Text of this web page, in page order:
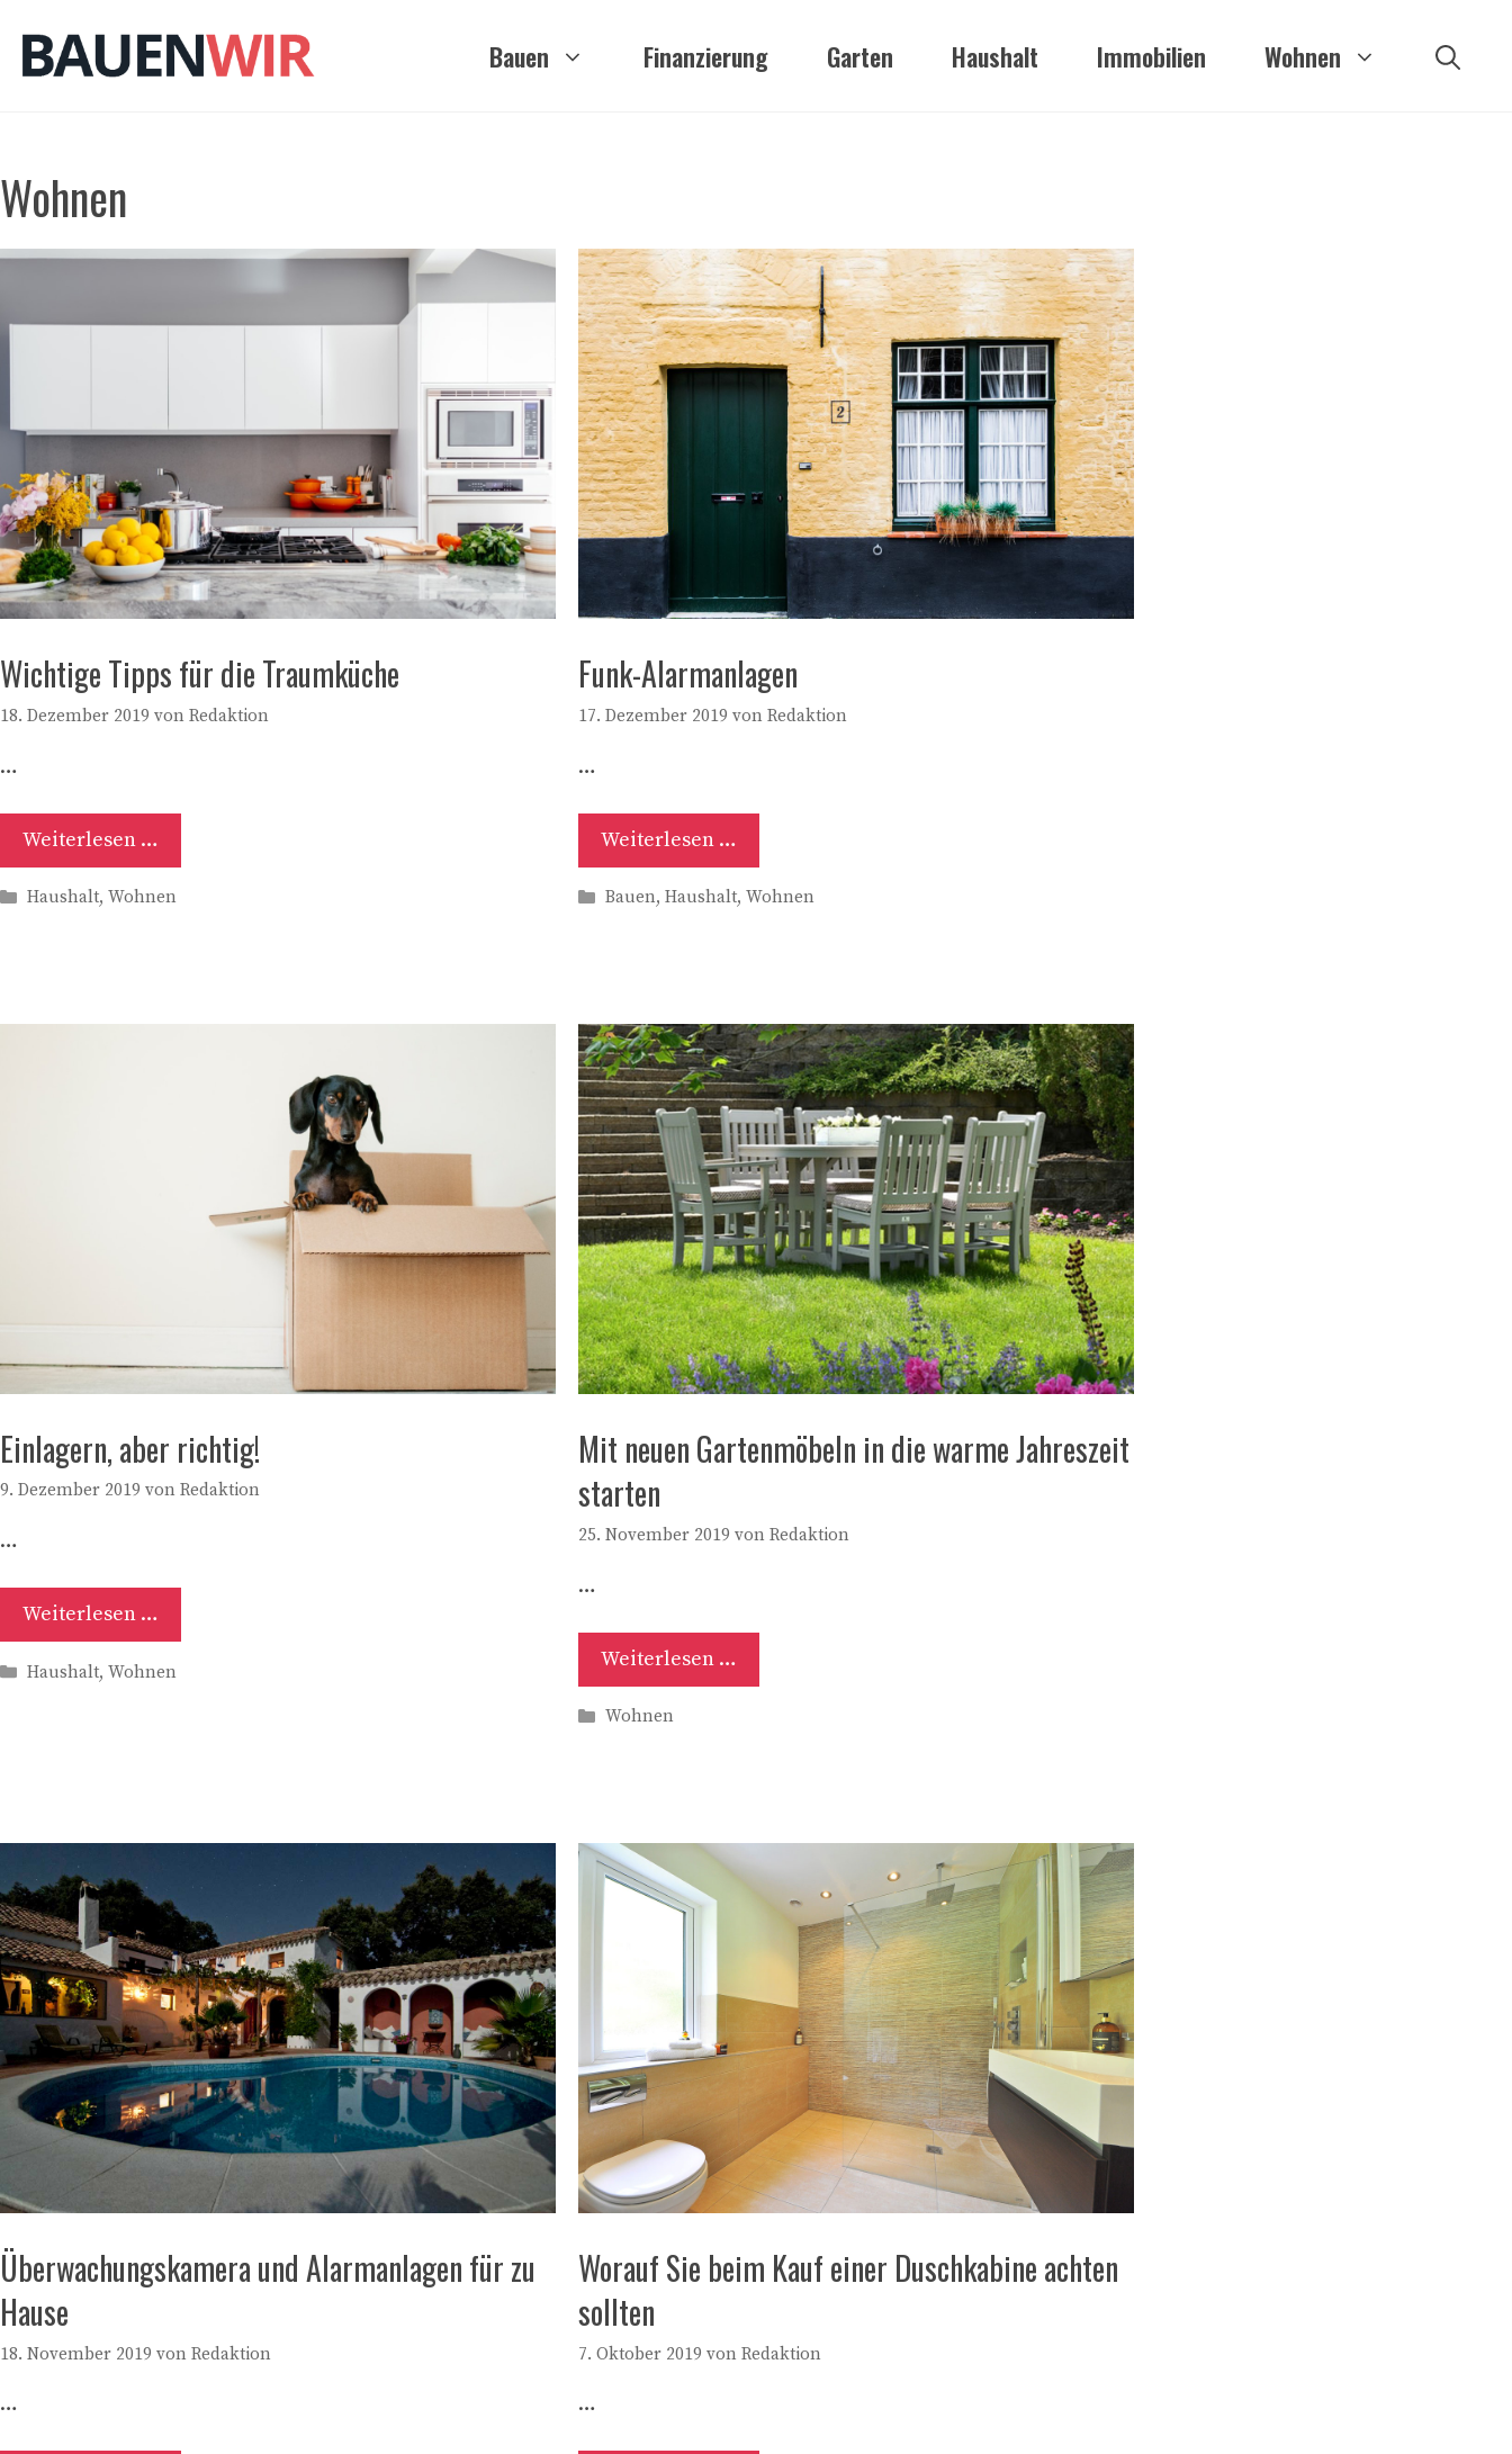
Inhalt
springen
Bauen Finanzierung Garten Haushalt Immobilien Wohnen
Wohnen
Wichtige Tipps für die Traumküche
18. Dezember 2019 von Redaktion
…
Weiterlesen …
Kategorien
Haushalt,Wohnen
Funk-Alarmanlagen
17. Dezember 2019 von Redaktion
…
Weiterlesen …
Kategorien
Bauen,Haushalt,Wohnen
Einlagern, aber richtig!
9. Dezember 2019 von Redaktion
…
Weiterlesen …
Kategorien
Haushalt,Wohnen
Mit neuen Gartenmöbeln in die warme Jahreszeit
starten
25. November 2019 von Redaktion
…
Weiterlesen …
Kategorien
Wohnen
Überwachungskamera und Alarmanlagen für zu
Hause
18. November 2019 von Redaktion
…
Worauf Sie beim Kauf einer Duschkabine achten
sollten
7. Oktober 2019 von Redaktion
…